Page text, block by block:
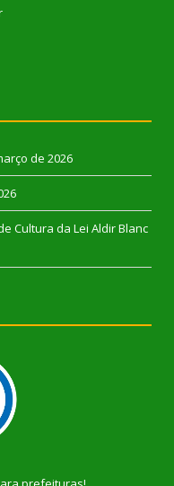
de 2026
Cultura da Lei Aldir Blanc